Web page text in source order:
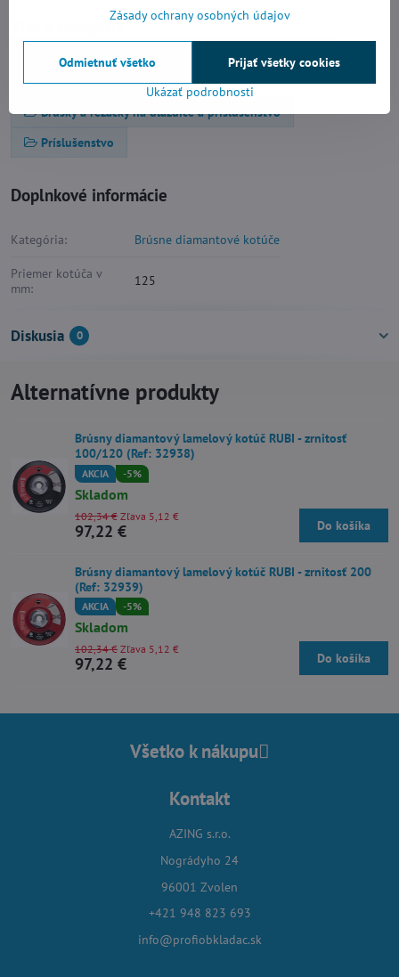
Viac z kategórie
Brúsne diamantové kotúče
Brúsky a rezačky na dlaždice a príslušenstvo
Príslušenstvo
Doplnkové informácie
Kategória: Brúsne diamantové kotúče
Priemer kotúča v
mm:
125
Diskusia 0
Alternatívne produkty
Brúsny diamantový lamelový kotúč RUBI - zrnitosť
100/120 (Ref: 32938)
AKCIA -5%
Skladom
97,22 €
102,34 € Zľava 5,12 €
Do košíka
Brúsny diamantový lamelový kotúč RUBI - zrnitosť 200
(Ref: 32939)
AKCIA -5%
Skladom
97,22 €
102,34 € Zľava 5,12 €
Do košíka
Všetko k nákupu
Kontakt
AZING s.r.o.
Nográdyho 24
96001 Zvolen
+421 948 823 693
info@profiobkladac.sk
Zásady ochrany osobných údajov
Ukázať podrobnosti
Prijať všetky cookies
Odmietnuť všetko